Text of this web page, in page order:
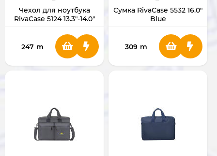
Чехол для ноутбука
RivaCase 5124 13.3"-14.0"
247 m
Сумка RivaCase 5532 16.0"
Blue
309 m